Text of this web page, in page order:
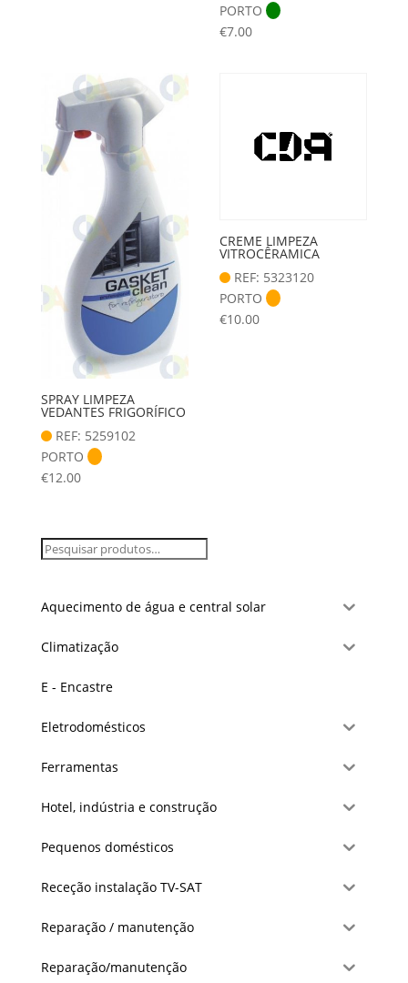
PORTO
€7.00
SPRAY LIMPEZA
VEDANTES FRIGORÍFICO
REF: 5259102
PORTO
€12.00
CREME LIMPEZA
VITROCÊRAMICA
REF: 5323120
PORTO
€10.00
Aquecimento de água e central solar
Climatização
E - Encastre
Eletrodomésticos
Ferramentas
Hotel, indústria e construção
Pequenos domésticos
Receção instalação TV-SAT
Reparação / manutenção
Reparação/manutenção